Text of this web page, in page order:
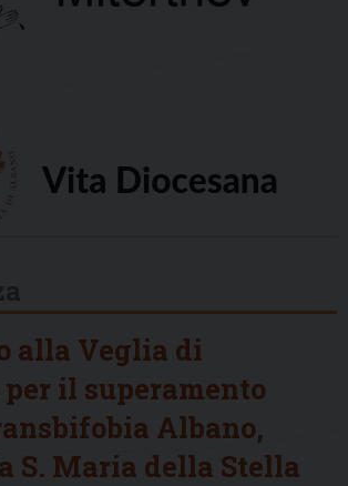
alla Veglia di
il superamento
Albano,
S. Maria della Stella